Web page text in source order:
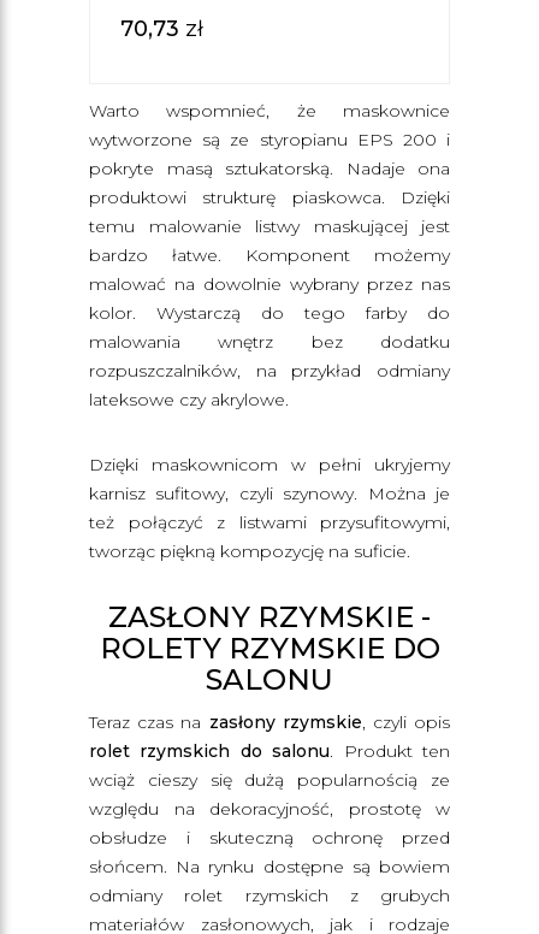
70,73 zł
Warto wspomnieć, że maskownice
wytworzone są ze styropianu EPS 200 i
pokryte masą sztukatorską. Nadaje ona
produktowi strukturę piaskowca. Dzięki
temu malowanie listwy maskującej jest
bardzo łatwe. Komponent możemy
malować na dowolnie wybrany przez nas
kolor. Wystarczą do tego farby do
malowania wnętrz bez dodatku
rozpuszczalników, na przykład odmiany
lateksowe czy akrylowe.
Dzięki maskownicom w pełni ukryjemy
karnisz sufitowy, czyli szynowy. Można je
też połączyć z listwami przysufitowymi,
tworząc piękną kompozycję na suficie.
ZASŁONY RZYMSKIE -
ROLETY RZYMSKIE DO
SALONU
Teraz czas na zasłony rzymskie, czyli opis
rolet rzymskich do salonu. Produkt ten
wciąż cieszy się dużą popularnością ze
względu na dekoracyjność, prostotę w
obsłudze i skuteczną ochronę przed
słońcem. Na rynku dostępne są bowiem
odmiany rolet rzymskich z grubych
materiałów zasłonowych, jak i rodzaje